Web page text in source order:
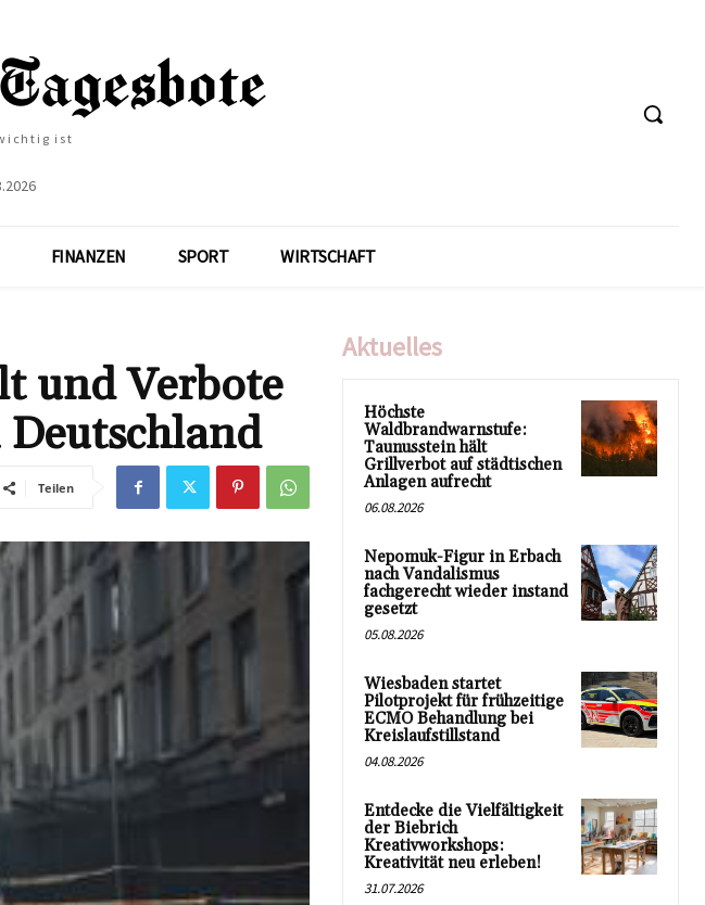
ist
FINANZEN SPORT WIRTSCHAFT
und Verbote
Teilen
Aktuelles
Höchste
Waldbrandwarnstufe:
Taunusstein hält
Grillverbot auf städtischen
Anlagen aufrecht
06.08.2026
Nepomuk-Figur in Erbach
nach Vandalismus
fachgerecht wieder instand
gesetzt
05.08.2026
Wiesbaden startet
Pilotprojekt für frühzeitige
ECMO Behandlung bei
Kreislaufstillstand
04.08.2026
Entdecke die Vielfältigkeit
der Biebrich
Kreativworkshops:
Kreativität neu erleben!
31.07.2026